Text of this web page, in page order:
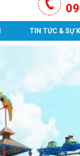
TIN TỨC & SỰ